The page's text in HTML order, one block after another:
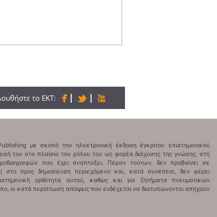
το ΕΚΤ: